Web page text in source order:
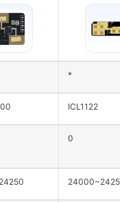
*
ICL1122
0